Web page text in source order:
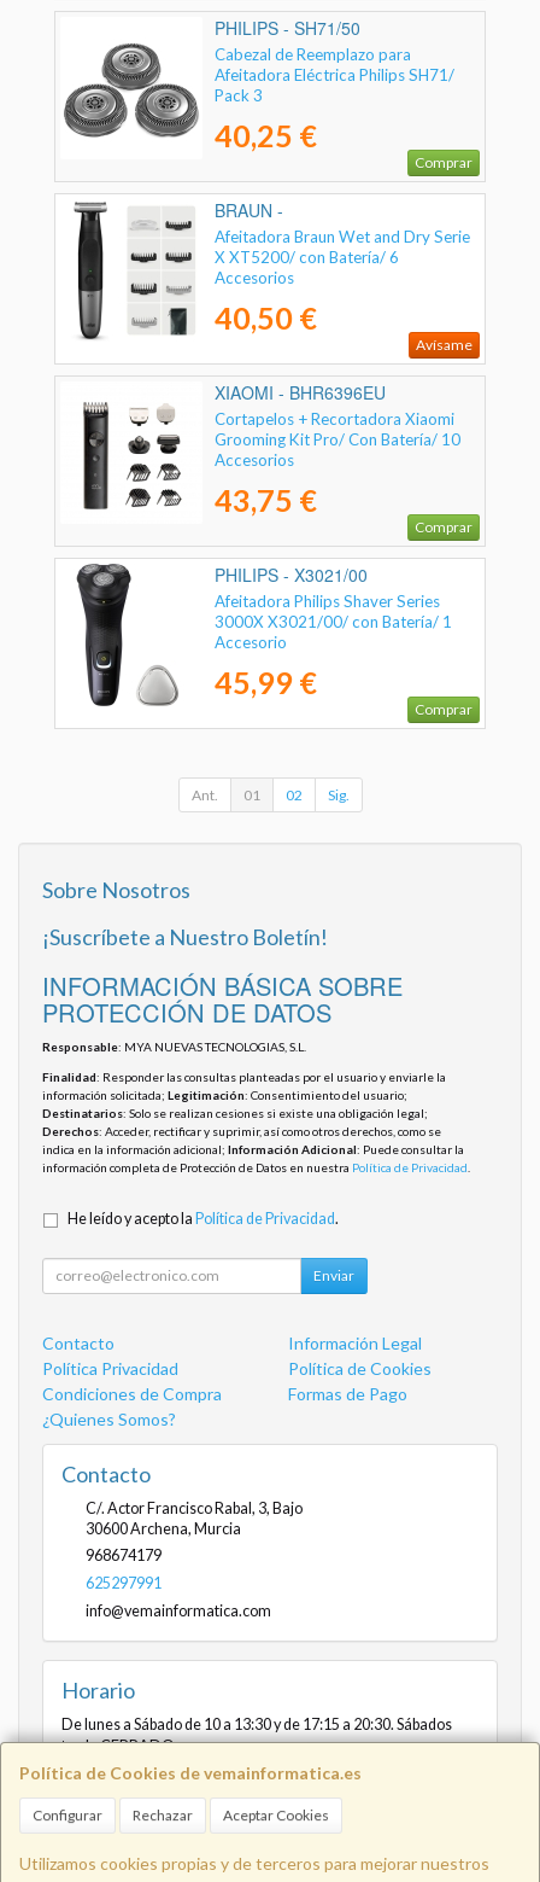
PHILIPS - SH71/50
Cabezal de Reemplazo para
Afeitadora Eléctrica Philips SH71/
Pack 3
40,25 €
Comprar
BRAUN -
Afeitadora Braun Wet and Dry Serie
X XT5200/ con Batería/ 6
Accesorios
40,50 €
Avísame
XIAOMI - BHR6396EU
Cortapelos + Recortadora Xiaomi
Grooming Kit Pro/ Con Batería/ 10
Accesorios
43,75 €
Comprar
PHILIPS - X3021/00
Afeitadora Philips Shaver Series
3000X X3021/00/ con Batería/ 1
Accesorio
45,99 €
Comprar
Ant. 01 02 Sig.
Política de Cookies de vemainformatica.es
Configurar Rechazar Aceptar Cookies
Utilizamos cookies propias y de terceros para mejorar nuestros
Sobre Nosotros
¡Suscríbete a Nuestro Boletín!
INFORMACIÓN BÁSICA SOBRE
PROTECCIÓN DE DATOS
Responsable: MYA NUEVAS TECNOLOGIAS, S.L.
Finalidad: Responder las consultas planteadas por el usuario y enviarle la
información solicitada; Legitimación: Consentimiento del usuario;
Destinatarios: Solo se realizan cesiones si existe una obligación legal;
Derechos: Acceder, rectificar y suprimir, así como otros derechos, como se
indica en la información adicional; Información Adicional: Puede consultar la
información completa de Protección de Datos en nuestra Política de Privacidad
He leído y acepto la Política de Privacidad.
Enviar
Contacto
Información Legal
Política Privacidad
Política de Cookies
Condiciones de Compra
Formas de Pago
¿Quienes Somos?
Contacto
C/. Actor Francisco Rabal, 3, Bajo
30600Archena, Murcia
968674179
625297991
info@vemainformatica.com
Horario
De lunes a Sábado de 10 a 13:30 y de 17:15 a 20:30. Sábados
tarde CERRADO
Info@vemainformatica.com 625